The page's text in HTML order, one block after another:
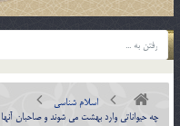
اسلام شناسی
چه حيواناتي وارد بهشت مي شوند و صاحبان